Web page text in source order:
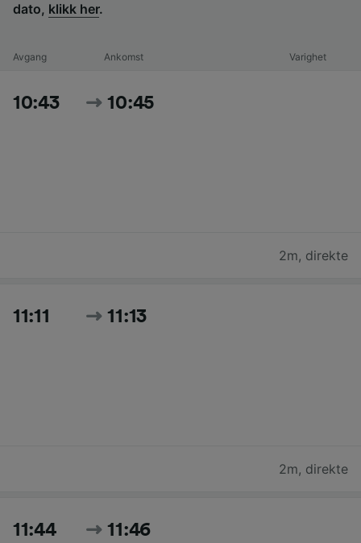
dato, klikk her.
Avgang Ankomst Varighet
10:43 10:45
2m, direkte
11:11 11:13
2m, direkte
11:44 11:46